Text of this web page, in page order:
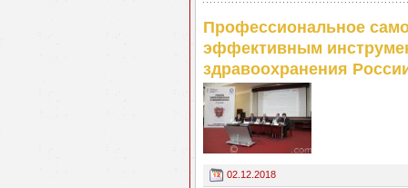
Профессиональное
эффективным
здравоохранения
02.12.2018